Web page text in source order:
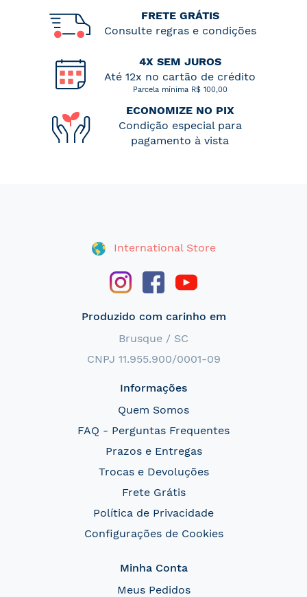
FRETE GRÁTIS
Consulte regras e condições
4X SEM JUROS
Até 12x no cartão de crédito
Parcela mínima R$ 100,00
ECONOMIZE NO PIX
Condição especial para
pagamento à vista
International Store
Produzido com carinho em
Brusque / SC
CNPJ 11.955.900/0001-09
Informações
Quem Somos
FAQ - Perguntas Frequentes
Prazos e Entregas
Trocas e Devoluções
Frete Grátis
Política de Privacidade
Configurações de Cookies
Minha Conta
Meus Pedidos